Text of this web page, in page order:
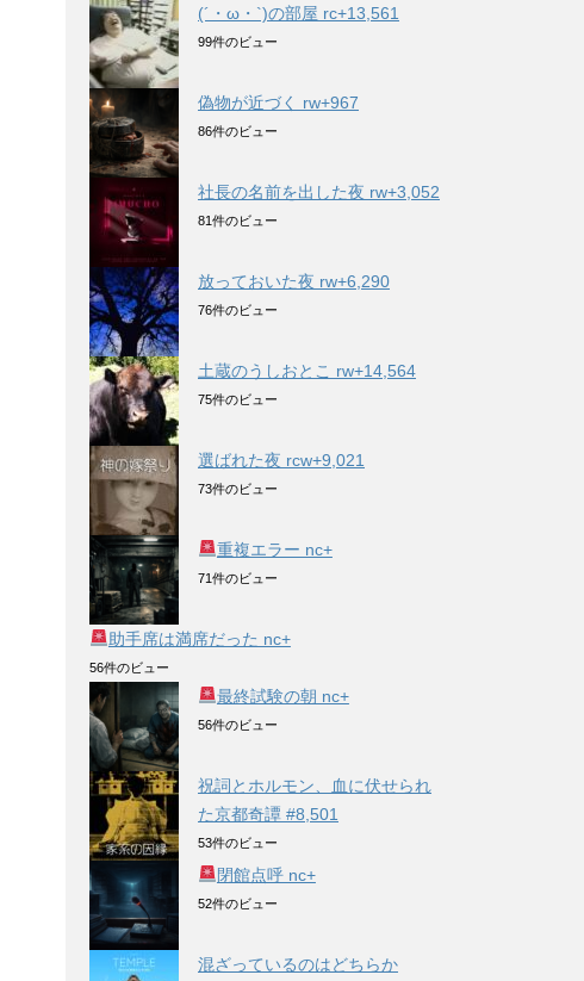
(´・ω・`)の部屋 rc+13,561
99件のビュー
偽物が近づく rw+967
86件のビュー
社長の名前を出した夜 rw+3,052
81件のビュー
放っておいた夜 rw+6,290
76件のビュー
土蔵のうしおとこ rw+14,564
75件のビュー
選ばれた夜 rcw+9,021
73件のビュー
重複エラー nc+
71件のビュー
助手席は満席だった nc+
56件のビュー
最終試験の朝 nc+
56件のビュー
祝詞とホルモン、血に伏せられ
た京都奇譚 #8,501
53件のビュー
閉館点呼 nc+
52件のビュー
混ざっているのはどちらか